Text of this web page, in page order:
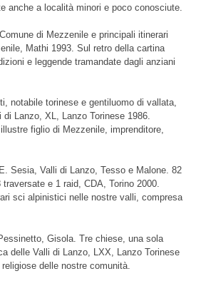
anche a località minori e poco conosciute.
di Mezzenile e principali itinerari
Mathi 1993. Sul retro della cartina
e leggende tramandate dagli anziani
notabile torinese e gentiluomo di vallata,
Lanzo, XL, Lanzo Torinese 1986.
figlio di Mezzenile, imprenditore,
Sesia, Valli di Lanzo, Tesso e Malone. 82
e 1 raid, CDA, Torino 2000.
sci alpinistici nelle nostre valli, compresa
Gisola. Tre chiese, una sola
delle Valli di Lanzo, LXX, Lanzo Torinese
delle nostre comunità.